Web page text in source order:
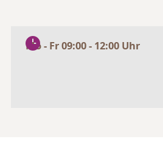
Mo - Fr 09:00 - 12:00 Uhr